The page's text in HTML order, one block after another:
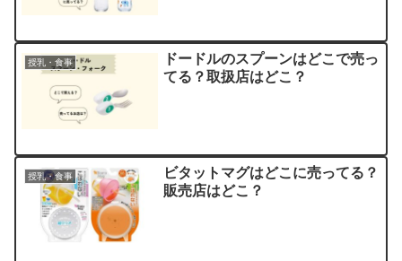
授乳・食事
ドードルのスプーンはどこで売っ
てる？取扱店はどこ？
授乳・食事
ビタットマグはどこに売ってる？
販売店はどこ？